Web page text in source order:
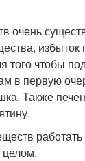
очень
избыток
того чтобы
в первую
Также
целом.